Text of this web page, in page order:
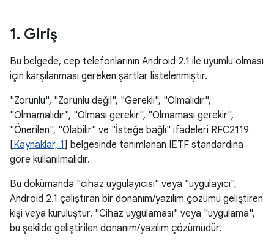
1. Giriş
Bu belgede, cep telefonlarının Android 2.1 ile uyumlu olması
için karşılanması gereken şartlar listelenmiştir.
"Zorunlu", "Zorunlu değil", "Gerekli", "Olmalıdır",
"Olmamalıdır", "Olması gerekir", "Olmaması gerekir",
"Önerilen", "Olabilir" ve "İsteğe bağlı" ifadeleri RFC2119
[Kaynaklar, 1] belgesinde tanımlanan IETF standardına
göre kullanılmalıdır.
Bu dokümanda "cihaz uygulayıcısı" veya "uygulayıcı",
Android 2.1 çalıştıran bir donanım/yazılım çözümü geliştiren
kişi veya kuruluştur. "Cihaz uygulaması" veya "uygulama",
bu şekilde geliştirilen donanım/yazılım çözümüdür.